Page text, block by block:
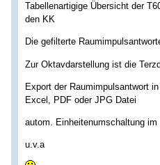
Tabellenartigige Übersicht der
den KK
Die gefilterte
Zur Oktavdarstellung ist die
Export der Raumimpulsantwort
Excel, PDF oder JPG Datei
autom. Einheitenumschaltung
u.v.a